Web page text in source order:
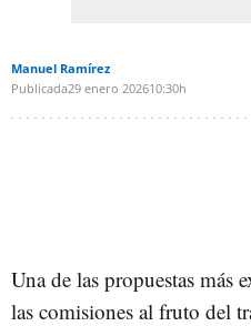
Manuel Ramírez
Publicada29 enero 202610:30h
Una de las propuestas más
las comisiones al fruto del